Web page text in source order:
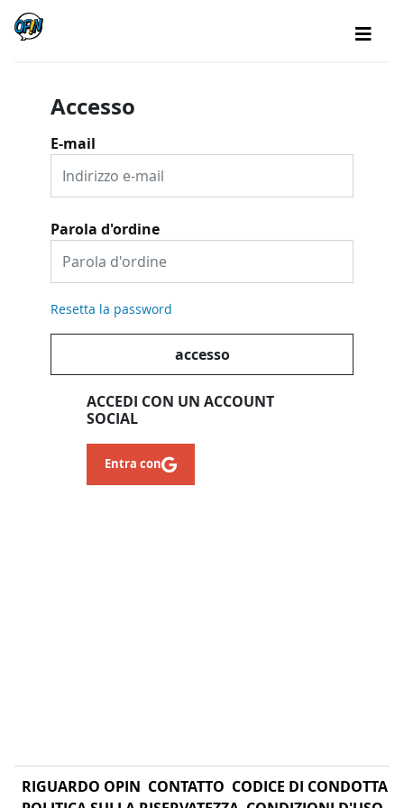
Accesso
E-mail
Parola d'ordine
Resetta la password
accesso
ACCEDI CON UN ACCOUNT
SOCIAL
Entra con
RIGUARDO OPIN CONTATTO CODICE DI CONDOTTA